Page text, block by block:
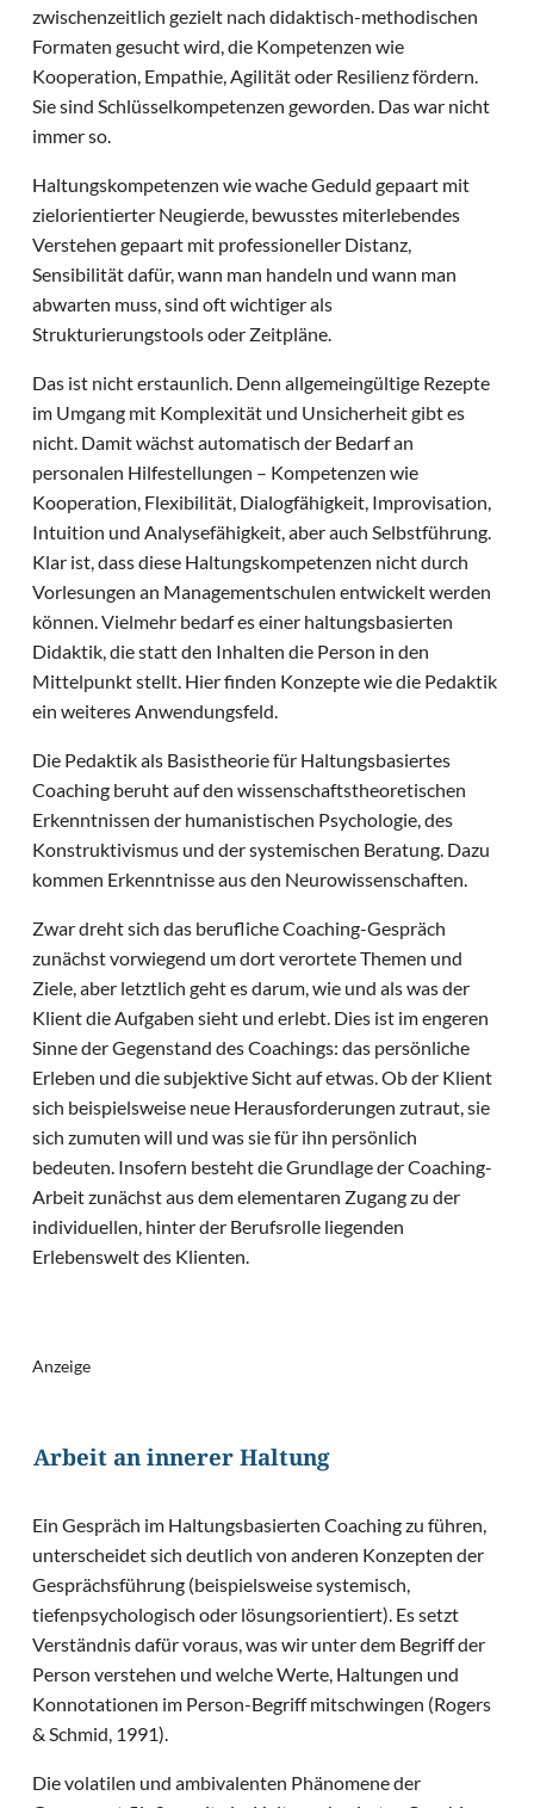
zwischenzeitlich gezielt nach didaktisch-methodischen
Formaten gesucht wird, die Kompetenzen wie
Kooperation, Empathie, Agilität oder Resilienz fördern.
Sie sind Schlüsselkompetenzen geworden. Das war nicht
immer so.
Haltungskompetenzen wie wache Geduld gepaart mit
zielorientierter Neugierde, bewusstes miterlebendes
Verstehen gepaart mit professioneller Distanz,
Sensibilität dafür, wann man handeln und wann man
abwarten muss, sind oft wichtiger als
Strukturierungstools oder Zeitpläne.
Das ist nicht erstaunlich. Denn allgemeingültige Rezepte
im Umgang mit Komplexität und Unsicherheit gibt es
nicht. Damit wächst automatisch der Bedarf an
personalen Hilfestellungen – Kompetenzen wie
Kooperation, Flexibilität, Dialogfähigkeit, Improvisation,
Intuition und Analysefähigkeit, aber auch Selbstführung.
Klar ist, dass diese Haltungskompetenzen nicht durch
Vorlesungen an Managementschulen entwickelt werden
können. Vielmehr bedarf es einer haltungsbasierten
Didaktik, die statt den Inhalten die Person in den
Mittelpunkt stellt. Hier finden Konzepte wie die Pedaktik
ein weiteres Anwendungsfeld.
Die Pedaktik als Basistheorie für Haltungsbasiertes
Coaching beruht auf den wissenschaftstheoretischen
Erkenntnissen der humanistischen Psychologie, des
Konstruktivismus und der systemischen Beratung. Dazu
kommen Erkenntnisse aus den Neurowissenschaften.
Zwar dreht sich das berufliche Coaching-Gespräch
zunächst vorwiegend um dort verortete Themen und
Ziele, aber letztlich geht es darum, wie und als was der
Klient die Aufgaben sieht und erlebt. Dies ist im engeren
Sinne der Gegenstand des Coachings: das persönliche
Erleben und die subjektive Sicht auf etwas. Ob der Klient
sich beispielsweise neue Herausforderungen zutraut, sie
sich zumuten will und was sie für ihn persönlich
bedeuten. Insofern besteht die Grundlage der Coaching-
Arbeit zunächst aus dem elementaren Zugang zu der
individuellen, hinter der Berufsrolle liegenden
Erlebenswelt des Klienten.
Anzeige
Arbeit an innerer Haltung
Ein Gespräch im Haltungsbasierten Coaching zu führen,
unterscheidet sich deutlich von anderen Konzepten der
Gesprächsführung (beispielsweise systemisch,
tiefenpsychologisch oder lösungsorientiert). Es setzt
Verständnis dafür voraus, was wir unter dem Begriff der
Person verstehen und welche Werte, Haltungen und
Konnotationen im Person-Begriff mitschwingen (Rogers
& Schmid, 1991).
Die volatilen und ambivalenten Phänomene der